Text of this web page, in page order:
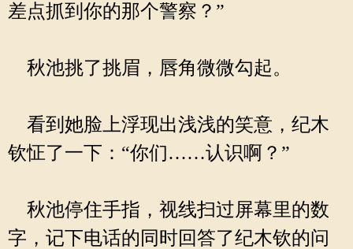
差点抓到你的那个警察？”
秋池挑了挑眉，唇角微微勾起。
看到她脸上浮现出浅浅的笑意，纪木
钦怔了一下：“你们……认识啊？”
秋池停住手指，视线扫过屏幕里的数
字，记下电话的同时回答了纪木钦的问